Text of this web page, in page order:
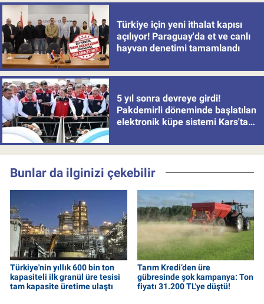
Türkiye için yeni ithalat kapısı
açılıyor! Paraguay'da et ve canlı
hayvan denetimi tamamlandı
5 yıl sonra devreye girdi!
Pakdemirli döneminde başlatılan
elektronik küpe sistemi Kars'tan
Bunlar da ilginizi çekebilir
Türkiye'nin yıllık 600 bin ton
kapasiteli ilk granül üre tesisi
tam kapasite üretime ulaştı
Tarım Kredi’den üre
gübresinde şok kampanya: Ton
fiyatı 31.200 TL'ye düştü!